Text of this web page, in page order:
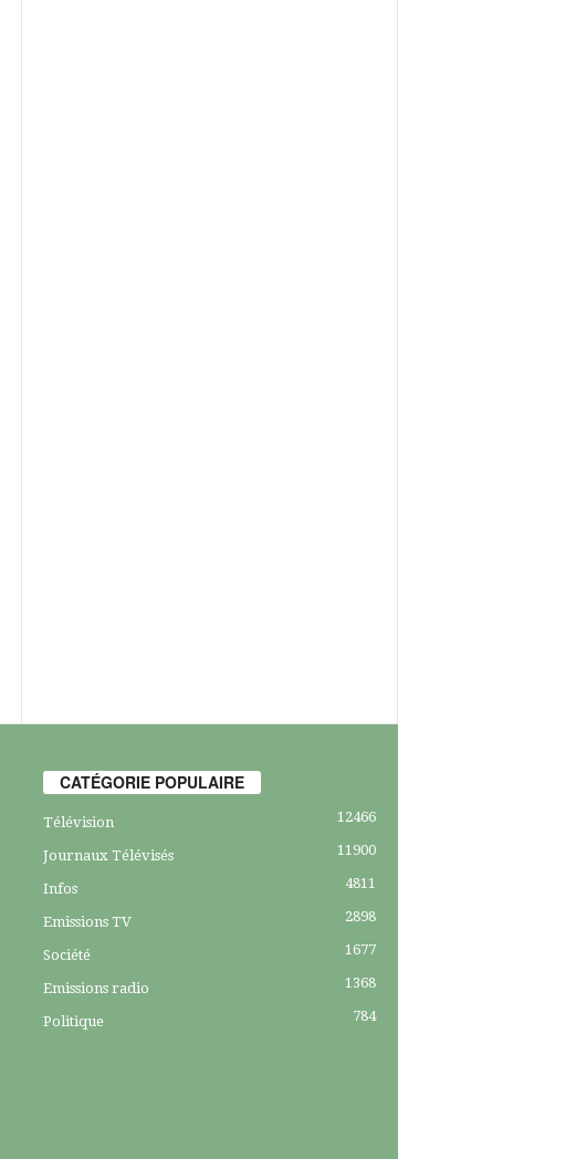
CATÉGORIE POPULAIRE
Télévision 12466
Journaux Télévisés 11900
Infos 4811
Emissions TV 2898
Société 1677
Emissions radio 1368
Politique 784